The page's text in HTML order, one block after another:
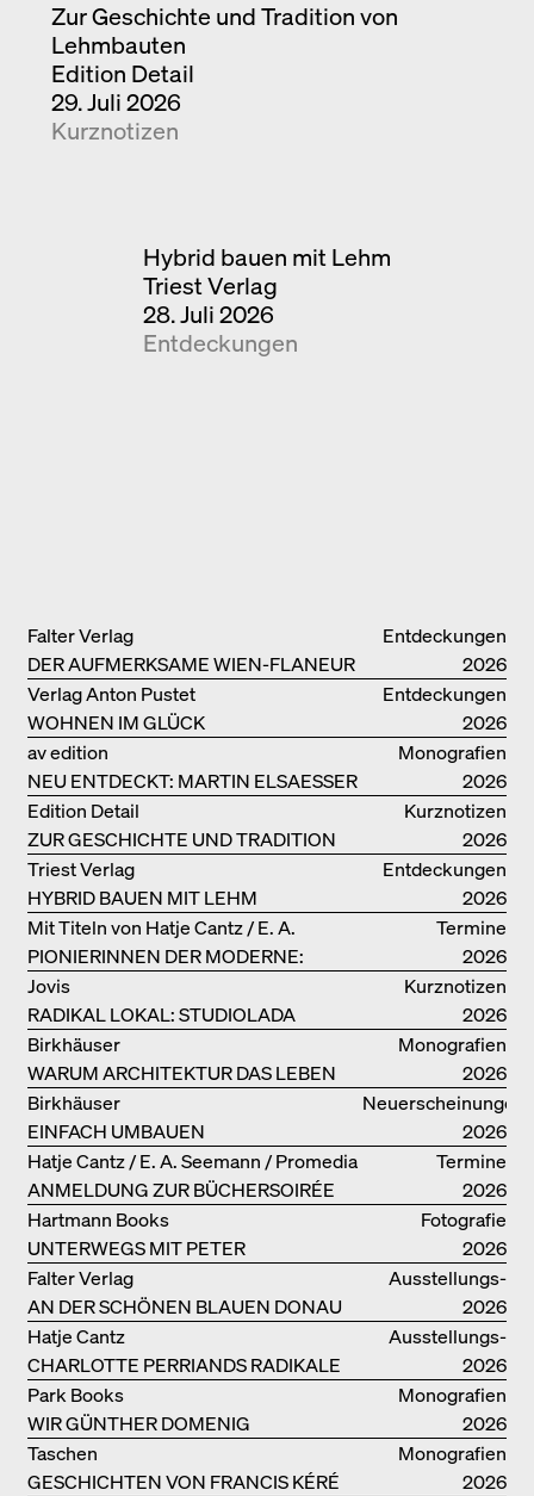
Zur Geschichte und Tradition von
Lehmbauten
Edition Detail
29. Juli 2026
Kurznotizen
Hybrid bauen mit Lehm
Triest Verlag
28. Juli 2026
Entdeckungen
Entdeckungen
DER AUFMERKSAME WIEN-FLANEUR
Falter Verlag
2026
Entdeckungen
WOHNEN IM GLÜCK
Verlag Anton Pustet
2026
Monografien
NEU ENTDECKT: MARTIN ELSAESSER
av edition
2026
Kurznotizen
ZUR GESCHICHTE UND TRADITION
VON LEHMBAUTEN
Edition Detail
2026
Entdeckungen
HYBRID BAUEN MIT LEHM
Triest Verlag
2026
Termine
PIONIERINNEN DER MODERNE:
DANKE FÜR DAS INTERESSE AN
UNSERER DRITTEN BÜCHERSOIRÉE!
Mit Titeln von Hatje Cantz / E. A.
Seemann / Promedia
2026
Kurznotizen
RADIKAL LOKAL: STUDIOLADA
Jovis
2026
Monografien
WARUM ARCHITEKTUR DAS LEBEN
VERBESSERN KANN: ANNA
HERINGER
Birkhäuser
2026
Neuerscheinungen
EINFACH UMBAUEN
Birkhäuser
2026
Termine
ANMELDUNG ZUR BÜCHERSOIRÉE
AM 13. JULI
Hatje Cantz / E. A. Seemann / Promedia
2026
Fotografie
UNTERWEGS MIT PETER
BIALOBRZESKI
Hartmann Books
2026
Ausstellungs­
kataloge
AN DER SCHÖNEN BLAUEN DONAU
Falter Verlag
2026
Ausstellungs­
kataloge
CHARLOTTE PERRIANDS RADIKALE
IDEEN ZUM WOHNEN
Hatje Cantz
2026
Monografien
WIR GÜNTHER DOMENIG
Park Books
2026
Monografien
GESCHICHTEN VON FRANCIS KÉRÉ
Taschen
2026